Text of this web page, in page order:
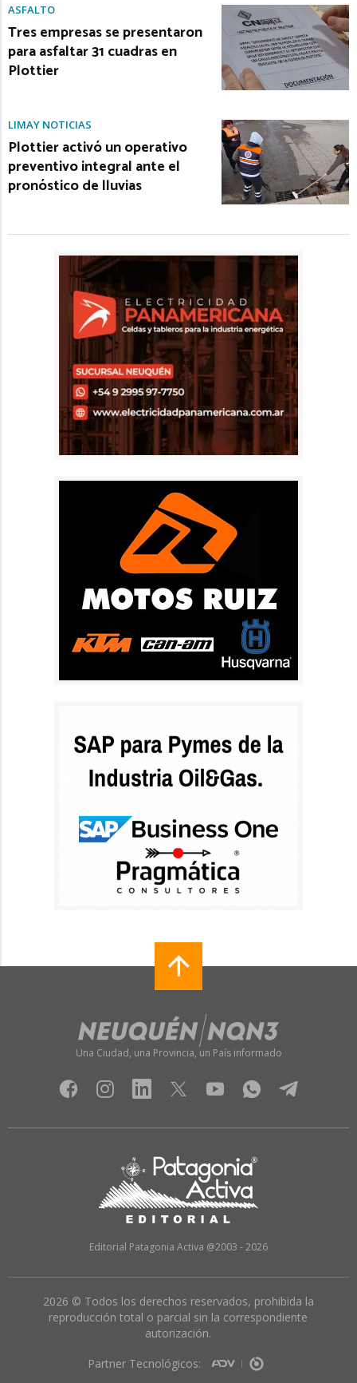
ASFALTO
Tres empresas se presentaron
para asfaltar 31 cuadras en
Plottier
LIMAY NOTICIAS
Plottier activó un operativo
preventivo integral ante el
pronóstico de lluvias
Una Ciudad, una Provincia, un País informado
Editorial Patagonia Activa @2003 - 2026
2026 © Todos los derechos reservados, prohibida la
reproducción total o parcial sin la correspondiente
autorización.
Partner Tecnológicos: